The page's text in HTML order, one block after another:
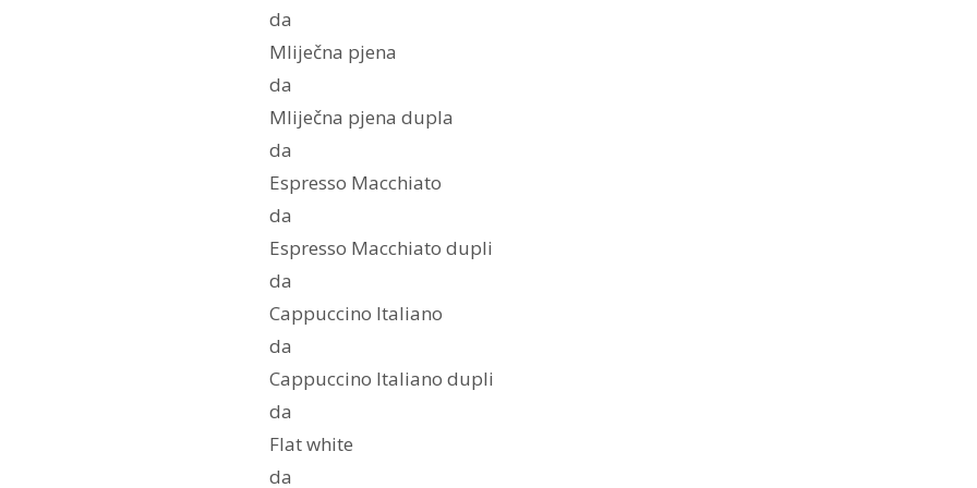
da
Mliječna pjena
da
Mliječna pjena dupla
da
Espresso Macchiato
da
Espresso Macchiato dupli
da
Cappuccino Italiano
da
Cappuccino Italiano dupli
da
Flat white
da